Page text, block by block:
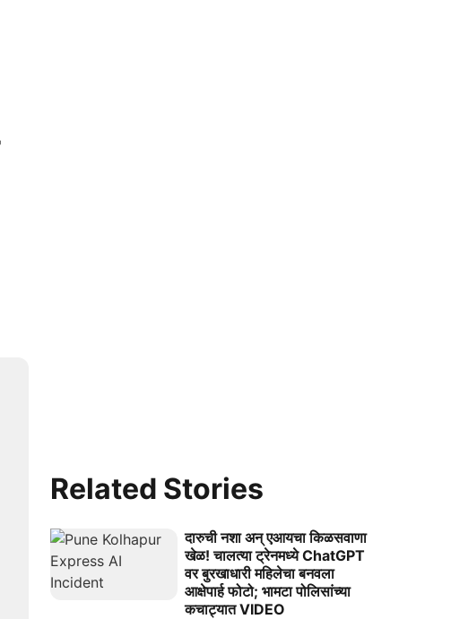
Related Stories
दारुची नशा अन् एआयचा किळसवाणा
खेळ! चालत्या ट्रेनमध्ये ChatGPT
वर बुरखाधारी महिलेचा बनवला
आक्षेपार्ह फोटो; भामटा पोलिसांच्या
कचाट्यात VIDEO